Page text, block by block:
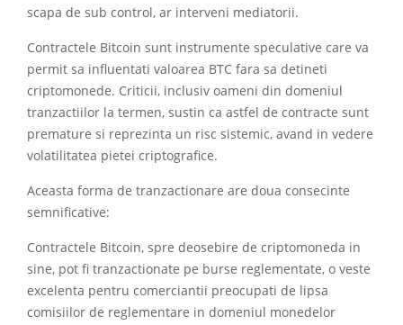
scapa de sub control, ar interveni mediatorii.
Contractele Bitcoin sunt instrumente speculative care va
permit sa influentati valoarea BTC fara sa detineti
criptomonede. Criticii, inclusiv oameni din domeniul
tranzactiilor la termen, sustin ca astfel de contracte sunt
premature si reprezinta un risc sistemic, avand in vedere
volatilitatea pietei criptografice.
Aceasta forma de tranzactionare are doua consecinte
semnificative:
Contractele Bitcoin, spre deosebire de criptomoneda in
sine, pot fi tranzactionate pe burse reglementate, o veste
excelenta pentru comerciantii preocupati de lipsa
comisiilor de reglementare in domeniul monedelor